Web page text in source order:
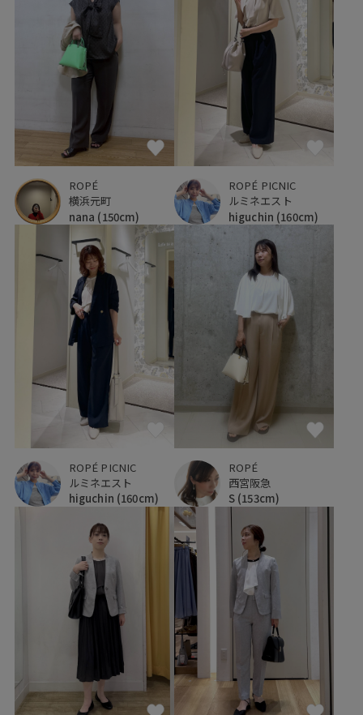
ROPÉ
横浜元町
nana (150cm)
ROPÉ PICNIC
ルミネエスト
higuchin (160cm)
ROPÉ PICNIC
ルミネエスト
higuchin (160cm)
ROPÉ
西宮阪急
S (153cm)